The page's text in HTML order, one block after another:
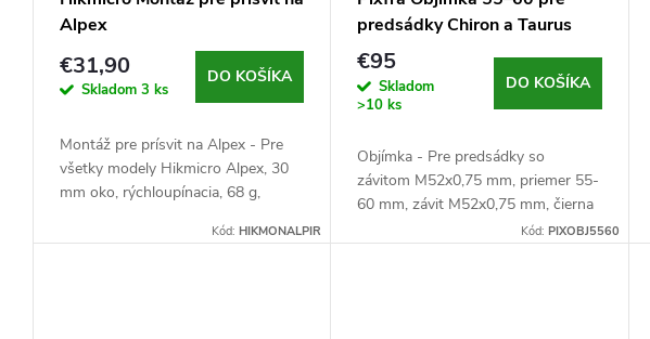
k
Alpex
€31,90
Skladom 3 ks
DO KOŠÍKA
Montáž pre prísvit na Alpex - Pre
všetky modely Hikmicro Alpex, 30
mm oko, rýchloupínacia, 68 g,
Kód:HIKMONALPIR
predsádky Chiron a Taurus
€95
Skladom
>10 ks
DO KOŠÍKA
Objímka - Pre predsádky so
závitom M52x0,75 mm, priemer 55-
60 mm, závit M52x0,75 mm, čierna
Kód: PIXOBJ5560